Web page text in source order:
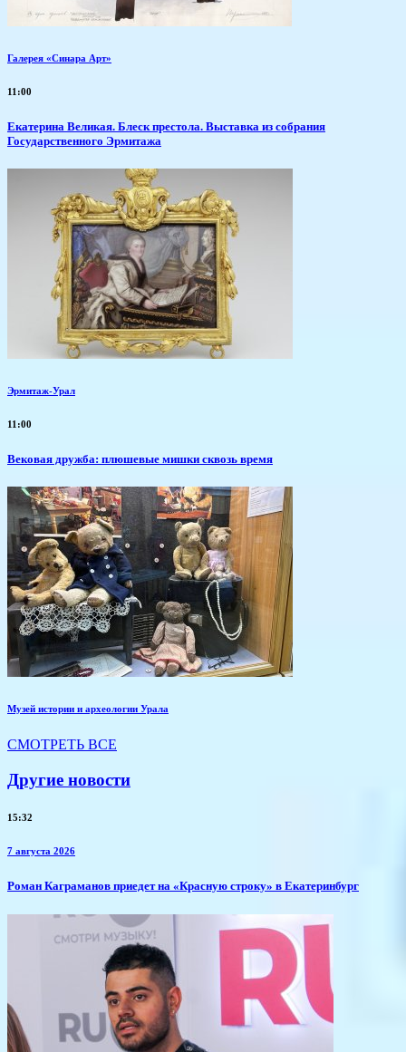
Галерея «Синара Арт»
11:00
Екатерина Великая. Блеск престола. Выставка из собрания
Государственного Эрмитажа
Эрмитаж-Урал
11:00
Вековая дружба: плюшевые мишки сквозь время
Музей истории и археологии Урала
СМОТРЕТЬ ВСЕ
Другие новости
15:32
7 августа 2026
​Роман Каграманов приедет на «Красную строку» в Екатеринбург